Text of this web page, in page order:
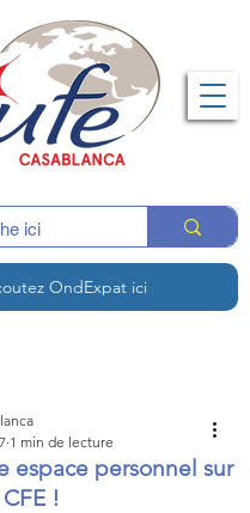
OndExpat ici
espace personnel sur
!
1 min de lecture